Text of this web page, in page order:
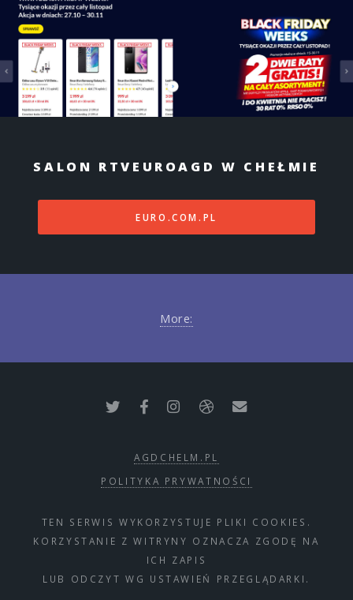
SALON RTVEUROAGD W CHEŁMIE
EURO.COM.PL
More:
AGDCHELM.PL
POLITYKA PRYWATNOŚCI
TEN SERWIS WYKORZYSTUJE PLIKI COOKIES.
KORZYSTANIE Z WITRYNY OZNACZA ZGODĘ NA
ICH ZAPIS
LUB ODCZYT WG USTAWIEŃ PRZEGLĄDARKI.